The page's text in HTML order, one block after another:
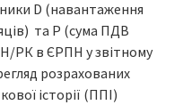
D (навантаження
та Р (сума ПДВ
РК в ЄРПН у звітному
розрахованих
історії (ППІ)